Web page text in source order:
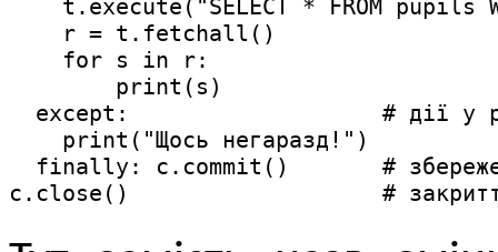
t.execute("SELECT * FROM pupils
r = t.fetchall()
for s in r:
        print(s)
except:                   # дії у
    print("Щось негаразд!")
finally: c.commit()       #
c.close()                   # закриття